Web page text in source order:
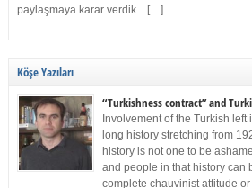
paylaşmaya karar verdik. […]
Köşe Yazıları
“Turkishness contract” and
Involvement of the Turkish
long history stretching from
history is not one to be
and people in that history can
complete chauvinist attitude